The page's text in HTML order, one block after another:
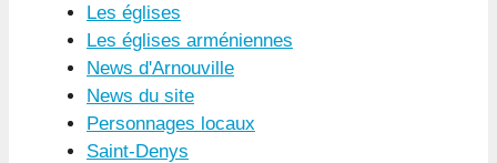
Les églises
Les églises arméniennes
News d'Arnouville
News du site
Personnages locaux
Saint-Denys